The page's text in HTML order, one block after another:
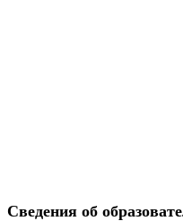
Сведения об